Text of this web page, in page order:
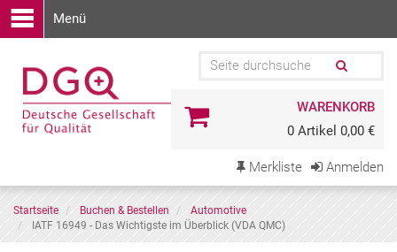
Menü
WARENKORB
0 Artikel 0,00 €
Merkliste Anmelden
Startseite Buchen & Bestellen
Automotive
IATF 16949 - Das Wichtigste im Überblick (VDA QMC)